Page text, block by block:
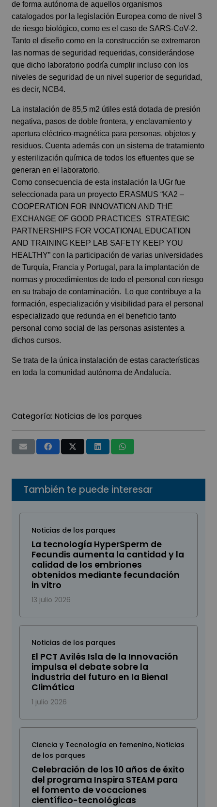
de forma autónoma de aquellos organismos
catalogados por la legislación Europea como de nivel 3
de riesgo biológico, como es el caso de SARS-CoV-2.
Tanto el diseño como en la construcción se extremaron
las normas de seguridad requeridas, considerándose
que dicho laboratorio podría cumplir incluso con los
niveles de seguridad de un nivel superior de seguridad,
es decir, NCB4.
La instalación de 85,5 m2 útiles está dotada de presión
negativa, pasos de doble frontera, y enclavamiento y
apertura eléctrico-magnética para personas, objetos y
residuos. Cuenta además con un sistema de tratamiento
y esterilización química de todos los efluentes que se
generan en el laboratorio.
Como consecuencia de esta instalación la UGr fue
seleccionada para un proyecto ERASMUS “KA2 –
COOPERATION FOR INNOVATION AND THE
EXCHANGE OF GOOD PRACTICES STRATEGIC
PARTNERSHIPS FOR VOCATIONAL EDUCATION
AND TRAINING KEEP LAB SAFETY KEEP YOU
HEALTHY” con la participación de varias universidades
de Turquía, Francia y Portugal, para la implantación de
normas y procedimientos de todo el personal con riesgo
en su trabajo de contaminación. Lo que contribuye a la
formación, especialización y visibilidad para el personal
especializado que redunda en el beneficio tanto
personal como social de las personas asistentes a
dichos cursos.
Se trata de la única instalación de estas características
en toda la comunidad autónoma de Andalucía.
Categoría: Noticias de los parques
También te puede interesar
Noticias de los parques
La tecnología HyperSperm de
Fecundis aumenta la cantidad y la
calidad de los embriones
obtenidos mediante fecundación
in vitro
13 julio 2026
Noticias de los parques
El PCT Avilés Isla de la Innovación
impulsa el debate sobre la
industria del futuro en la Bienal
Climática
1 julio 2026
Ciencia y Tecnología en femenino, Noticias
de los parques
Celebración de los 10 años de éxito
del programa Inspira STEAM para
el fomento de vocaciones
científico-tecnológicas